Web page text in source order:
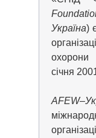
Україна)
охорони
січня
AFEW–